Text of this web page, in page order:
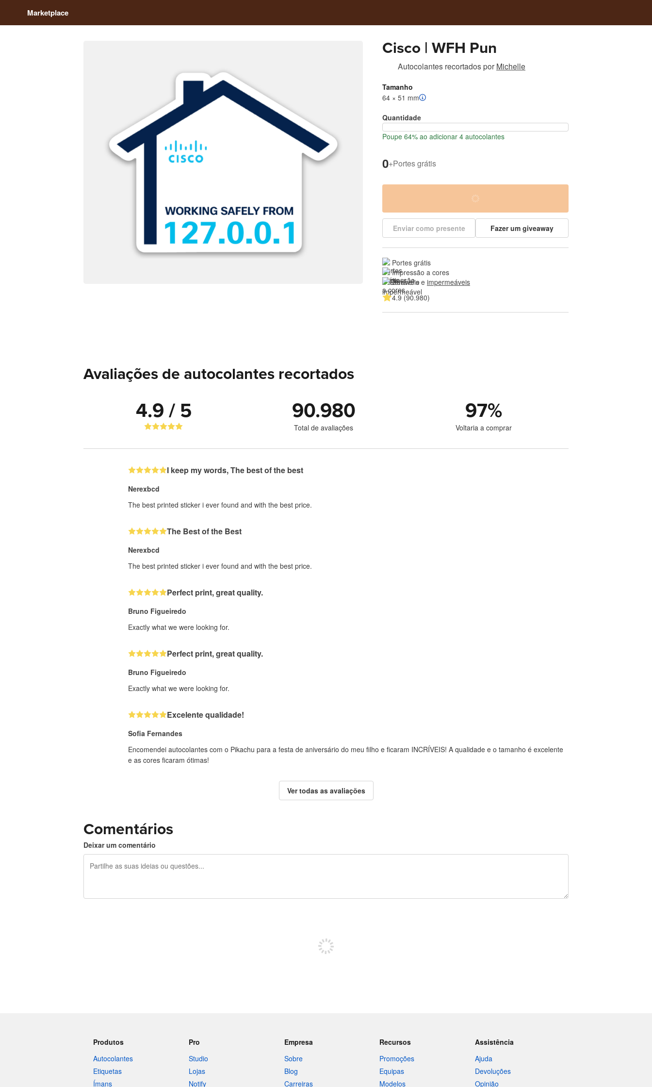
Marketplace
Cisco | WFH Pun
Autocolantes recortadospor Michelle
Tamanho
64 × 51 mm
Quantidade
Poupe 64% ao adicionar 4 autocolantes
0+Portes grátis
Enviar como presente Fazer um giveaway
Portes grátis
Impressão a cores
Duráveis e impermeáveis
4.9 (90.980)
Avaliações de autocolantes recortados
4.9 / 5 90.980
Total de avaliações
97%
Voltaria a comprar
I keep my words, The best of the best
Nerexbcd
The best printed sticker i ever found and with the best price.
The Best of the Best
Nerexbcd
The best printed sticker i ever found and with the best price.
Perfect print, great quality.
Bruno Figueiredo
Exactly what we were looking for.
Perfect print, great quality.
Bruno Figueiredo
Exactly what we were looking for.
Excelente qualidade!
Sofia Fernandes
Encomendei autocolantes com o Pikachu para a festa de aniversário do meu filho e ficaram INCRÍVEIS! A qualidade e o tamanho é excelente
e as cores ficaram ótimas!
Ver todas as avaliações
Comentários
Deixar um comentário
Produtos
Autocolantes
Etiquetas
Ímans
Pro
Studio
Lojas
Notify
Empresa
Sobre
Blog
Carreiras
Recursos
Promoções
Equipas
Modelos
Assistência
Ajuda
Devoluções
Opinião